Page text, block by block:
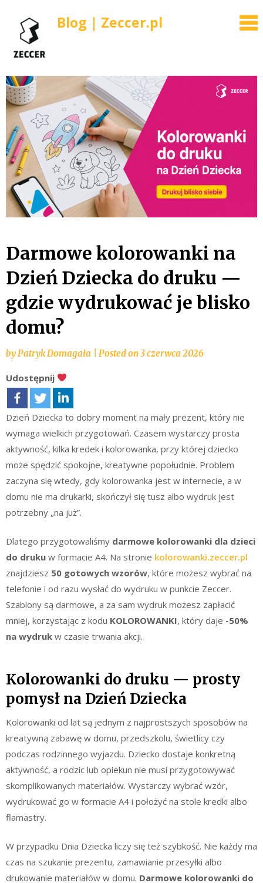
Blog | Zeccer.pl
Skip
to
content
Darmowe kolorowanki na
Dzień Dziecka do druku —
gdzie wydrukować je blisko
domu?
by Patryk Domagała Posted on 3 czerwca 2026
Udostępnij
Dzień Dziecka to dobry moment na mały prezent, który nie
wymaga wielkich przygotowań. Czasem wystarczy prosta
aktywność, kilka kredek i kolorowanka, przy której dziecko
może spędzić spokojne, kreatywne popołudnie. Problem
zaczyna się wtedy, gdy kolorowanka jest w internecie, a w
domu nie ma drukarki, skończył się tusz albo wydruk jest
potrzebny „na już”.
Dlatego przygotowaliśmy darmowe kolorowanki dla dzieci
do druku w formacie A4. Na stronie kolorowanki.zeccer.pl
znajdziesz 50 gotowych wzorów, które możesz wybrać na
telefonie i od razu wysłać do wydruku w punkcie Zeccer.
Szablony są darmowe, a za sam wydruk możesz zapłacić
mniej, korzystając z kodu KOLOROWANKI, który daje -50%
na wydruk w czasie trwania akcji.
Kolorowanki do druku — prosty
pomysł na Dzień Dziecka
Kolorowanki od lat są jednym z najprostszych sposobów na
kreatywną zabawę w domu, przedszkolu, świetlicy czy
podczas rodzinnego wyjazdu. Dziecko dostaje konkretną
aktywność, a rodzic lub opiekun nie musi przygotowywać
skomplikowanych materiałów. Wystarczy wybrać wzór,
wydrukować go w formacie A4 i położyć na stole kredki albo
flamastry.
W przypadku Dnia Dziecka liczy się też szybkość. Nie każdy ma
czas na szukanie prezentu, zamawianie przesyłki albo
drukowanie materiałów w domu. Darmowe kolorowanki do